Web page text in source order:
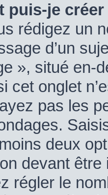
puis-je
rédigez un
d’un
», situé en-
cet onglet
pas les
deux
devant
régler le